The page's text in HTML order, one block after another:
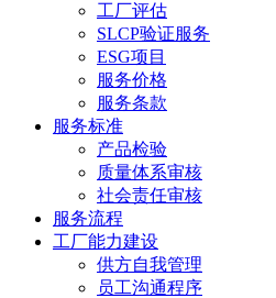
工厂评估
SLCP验证服务
ESG项目
服务价格
服务条款
服务标准
产品检验
质量体系审核
社会责任审核
服务流程
工厂能力建设
供方自我管理
员工沟通程序